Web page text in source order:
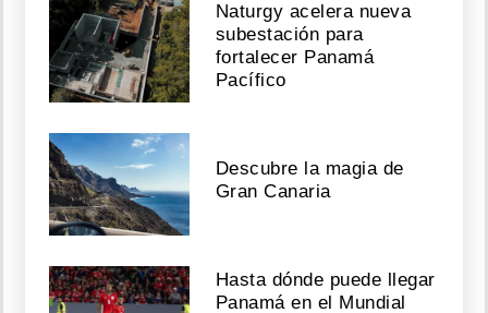
Naturgy acelera nueva
subestación para
fortalecer Panamá
Pacífico
Descubre la magia de
Gran Canaria
Hasta dónde puede llegar
Panamá en el Mundial